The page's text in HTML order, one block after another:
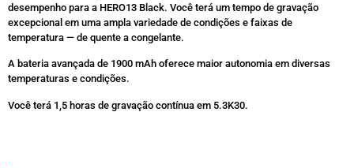
desempenho para a HERO13 Black. Você terá um tempo de gravação
excepcional em uma ampla variedade de condições e faixas de
temperatura — de quente a congelante.
A bateria avançada de 1900 mAh oferece maior autonomia em diversas
temperaturas e condições.
Você terá 1,5 horas de gravação contínua em 5.3K30.